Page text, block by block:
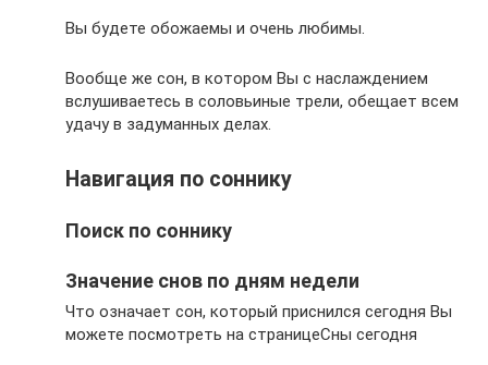
Вы будете обожаемы и очень любимы.
Вообще же сон, в котором Вы с наслаждением
вслушиваетесь в соловьиные трели, обещает всем
удачу в задуманных делах.
Навигация по соннику
Поиск по соннику
Значение снов по дням недели
Что означает сон, который приснился сегодня Вы
можете посмотреть на страницеСны сегодня